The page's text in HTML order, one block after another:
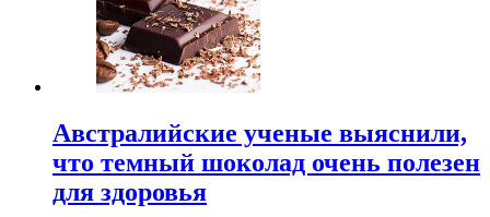
Австралийские ученые выяснили,
что темный шоколад очень полезен
для здоровья